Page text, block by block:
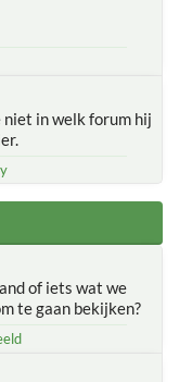
niet in welk forum hij
of iets wat we
te gaan bekijken?